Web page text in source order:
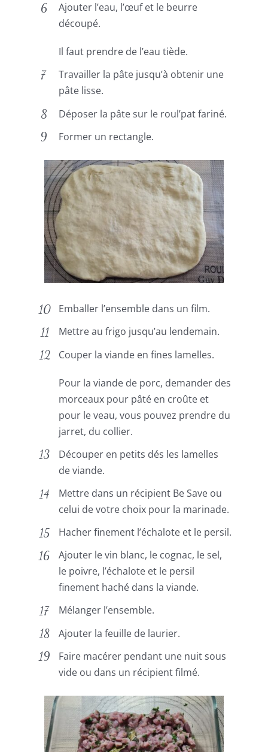
Ajouter l’eau, l’œuf et le beurre
découpé.
Il faut prendre de l’eau tiède.
Travailler la pâte jusqu’à obtenir une
pâte lisse.
Déposer la pâte sur le roul’pat fariné.
Former un rectangle.
Emballer l’ensemble dans un film.
Mettre au frigo jusqu’au lendemain.
Couper la viande en fines lamelles.
Pour la viande de porc, demander des
morceaux pour pâté en croûte et
pour le veau, vous pouvez prendre du
jarret, du collier.
Découper en petits dés les lamelles
de viande.
Mettre dans un récipient Be Save ou
celui de votre choix pour la marinade.
Hacher finement l’échalote et le persil.
Ajouter le vin blanc, le cognac, le sel,
le poivre, l’échalote et le persil
finement haché dans la viande.
Mélanger l’ensemble.
Ajouter la feuille de laurier.
Faire macérer pendant une nuit sous
vide ou dans un récipient filmé.